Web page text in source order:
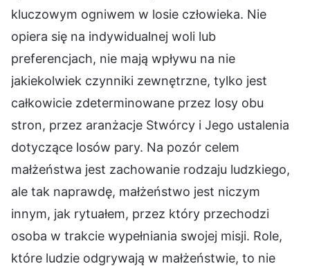
kluczowym ogniwem w losie człowieka. Nie
opiera się na indywidualnej woli lub
preferencjach, nie mają wpływu na nie
jakiekolwiek czynniki zewnętrzne, tylko jest
całkowicie zdeterminowane przez losy obu
stron, przez aranżacje Stwórcy i Jego ustalenia
dotyczące losów pary. Na pozór celem
małżeństwa jest zachowanie rodzaju ludzkiego,
ale tak naprawdę, małżeństwo jest niczym
innym, jak rytuałem, przez który przechodzi
osoba w trakcie wypełniania swojej misji. Role,
które ludzie odgrywają w małżeństwie, to nie